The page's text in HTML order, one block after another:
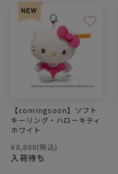
【comingsoon】ソフト
キーリング・ハローキティ
ホワイト
¥8,800(税込)
入荷待ち